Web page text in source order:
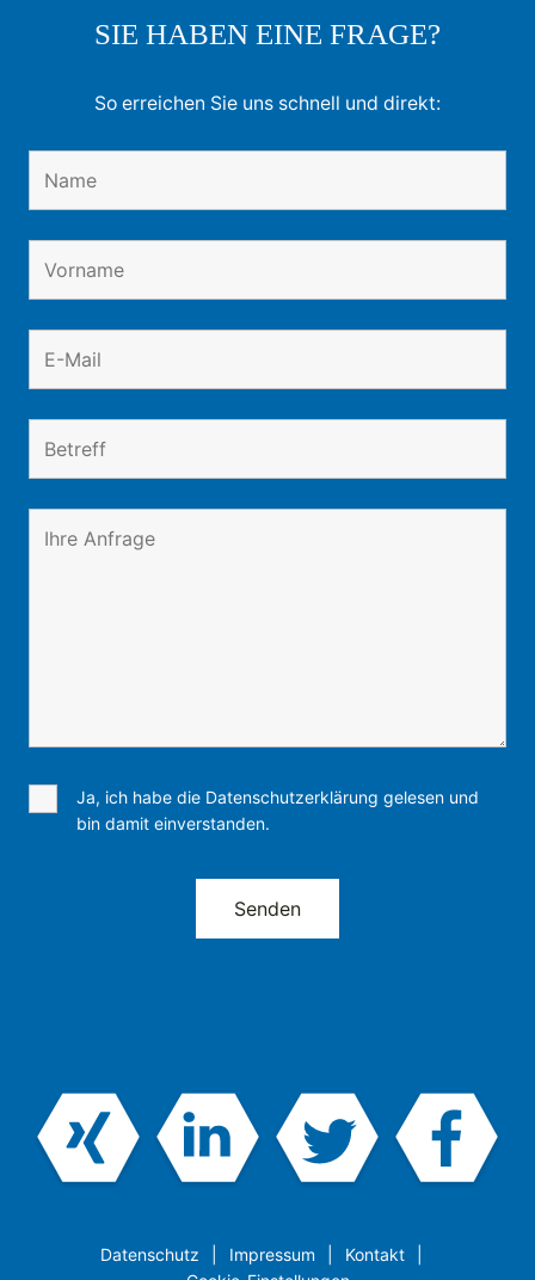
SIE HABEN EINE FRAGE?
So erreichen Sie uns schnell und direkt:
Ja, ich habe die Datenschutzerklärung gelesen und
bin damit einverstanden.
Datenschutz Impressum
Kontakt